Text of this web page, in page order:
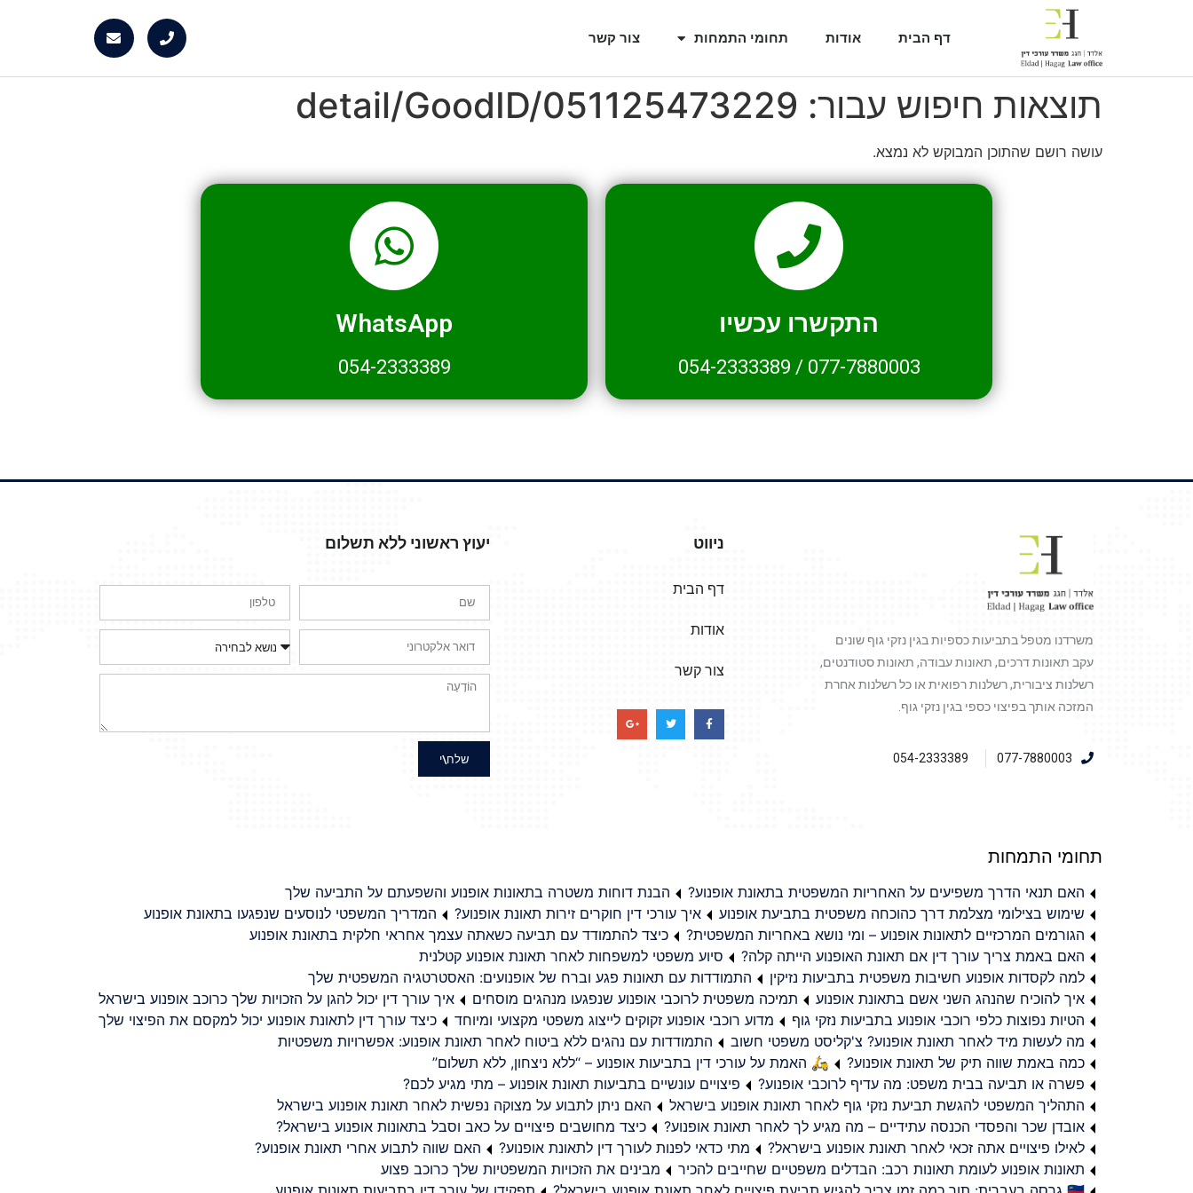
דף הבית אודות תחומי התמחות צור קשר
תוצאות חיפוש עבור: detail/GoodID/051125473229
עושה רושם שהתוכן המבוקש לא נמצא.
התקשרו עכשיו
077-7880003
/
054-2333389
WhatsApp
054-2333389
משרדנו מטפל בתביעות כספיות בגין נזקי גוף שונים
עקב תאונות דרכים, תאונות עבודה, תאונות סטודנטים,
רשלנות ציבורית, רשלנות רפואית או כל רשלנות אחרת
המזכה אותך בפיצוי כספי בגין נזקי גוף.
077-7880003
054-2333389
ניווט
דף הבית
אודות
צור קשר
יעוץ ראשוני ללא תשלום
שלח\י
תחומי התמחות
האם תנאי הדרך משפיעים על האחריות המשפטית בתאונת אופנוע?
הבנת דוחות משטרה בתאונות אופנוע והשפעתם על התביעה שלך
שימוש בצילומי מצלמת דרך כהוכחה משפטית בתביעת אופנוע
איך עורכי דין חוקרים זירות תאונת אופנוע?
המדריך המשפטי לנוסעים שנפגעו בתאונת אופנוע
הגורמים המרכזיים לתאונות אופנוע – ומי נושא באחריות המשפטית?
כיצד להתמודד עם תביעה כשאתה עצמך אחראי חלקית בתאונת אופנוע
האם באמת צריך עורך דין אם תאונת האופנוע הייתה קלה?
סיוע משפטי למשפחות לאחר תאונת אופנוע קטלנית
למה לקסדות אופנוע חשיבות משפטית בתביעות נזיקין
התמודדות עם תאונות פגע וברח של אופנועים: האסטרטגיה המשפטית שלך
איך להוכיח שהנהג השני אשם בתאונת אופנוע
תמיכה משפטית לרוכבי אופנוע שנפגעו מנהגים מוסחים
איך עורך דין יכול להגן על הזכויות שלך כרוכב אופנוע בישראל
הטיות נפוצות כלפי רוכבי אופנוע בתביעות נזקי גוף
מדוע רוכבי אופנוע זקוקים לייצוג משפטי מקצועי ומיוחד
כיצד עורך דין לתאונת אופנוע יכול למקסם את הפיצוי שלך
מה לעשות מיד לאחר תאונת אופנוע? צ'קליסט משפטי חשוב
התמודדות עם נהגים ללא ביטוח לאחר תאונת אופנוע: אפשרויות משפטיות
כמה באמת שווה תיק של תאונת אופנוע?
🛵 האמת על עורכי דין בתביעות אופנוע – “ללא ניצחון, ללא תשלום”
פשרה או תביעה בבית משפט: מה עדיף לרוכבי אופנוע?
פיצויים עונשיים בתביעות תאונת אופנוע – מתי מגיע לכם?
התהליך המשפטי להגשת תביעת נזקי גוף לאחר תאונת אופנוע בישראל
האם ניתן לתבוע על מצוקה נפשית לאחר תאונת אופנוע בישראל
אובדן שכר והפסדי הכנסה עתידיים – מה מגיע לך לאחר תאונת אופנוע?
כיצד מחושבים פיצויים על כאב וסבל בתאונות אופנוע בישראל?
לאילו פיצויים אתה זכאי לאחר תאונת אופנוע בישראל?
מתי כדאי לפנות לעורך דין לתאונת אופנוע?
האם שווה לתבוע אחרי תאונת אופנוע?
תאונות אופנוע לעומת תאונות רכב: הבדלים משפטיים שחייבים להכיר
מבינים את הזכויות המשפטיות שלך כרוכב פצוע